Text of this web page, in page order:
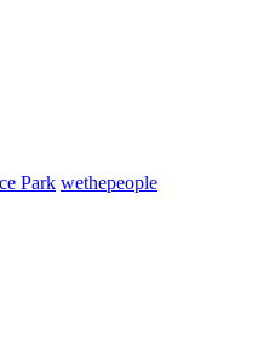
Park wethepeople